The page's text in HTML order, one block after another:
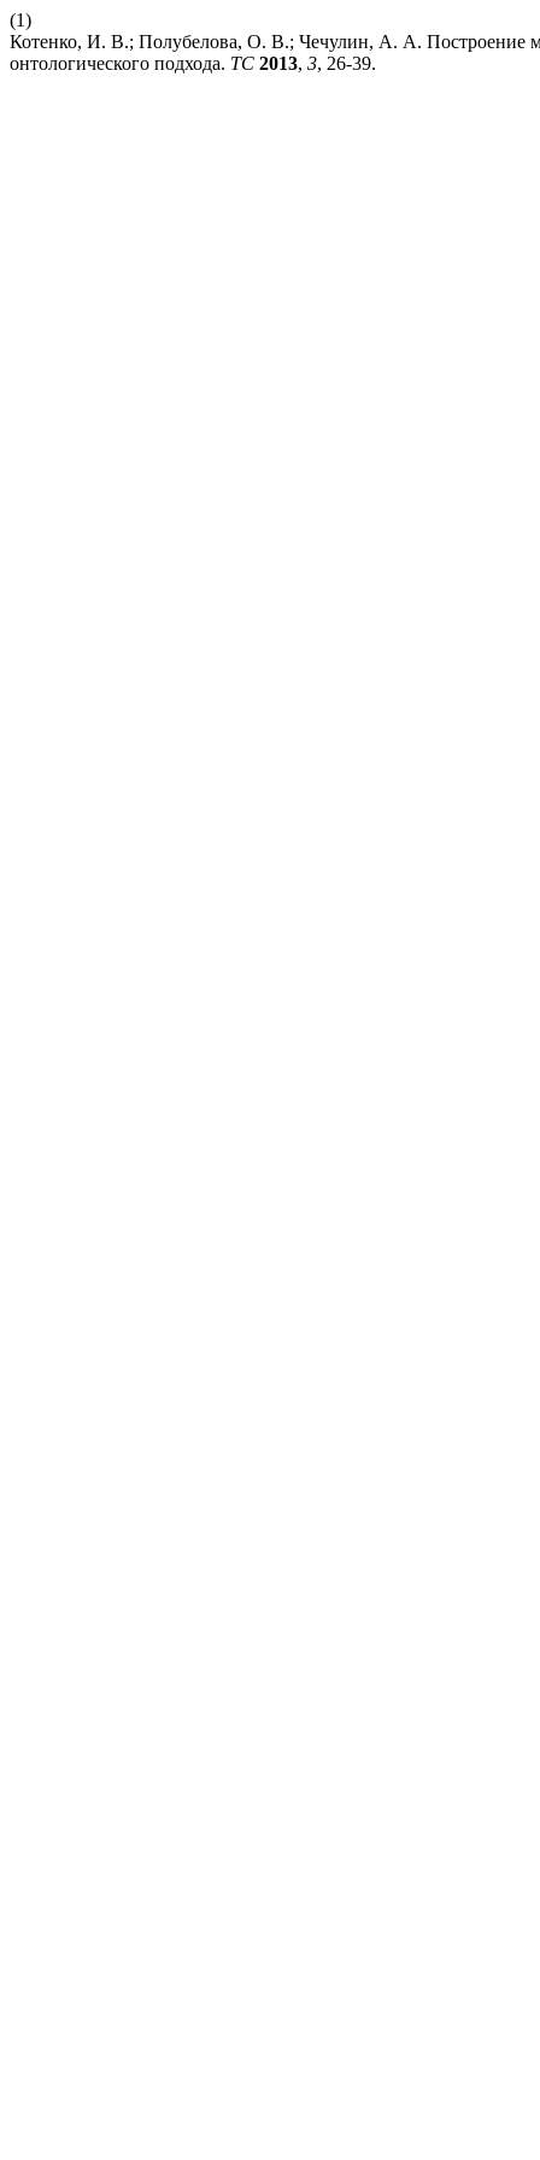
(1)
Котенко, И. В.; Полубелова, О. В.; Чечулин, А. А. Построение
онтологического подхода. ТС 2013, 3, 26-39.